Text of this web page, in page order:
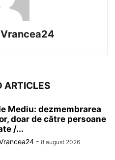
ARTICLES
Mediu: dezmembrarea
doar de către persoane
/...
- 8 august 2026